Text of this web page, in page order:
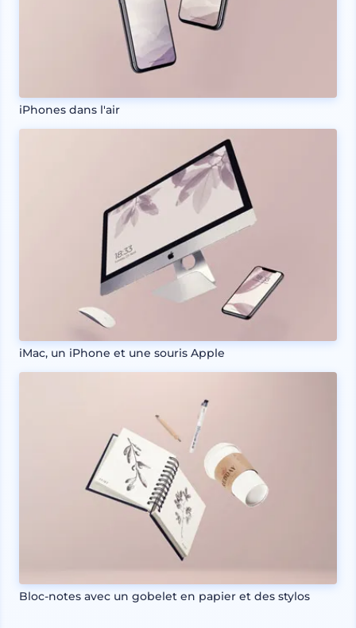
iPhones dans l'air
iMac, un iPhone et une souris Apple
Bloc-notes avec un gobelet en papier et des stylos